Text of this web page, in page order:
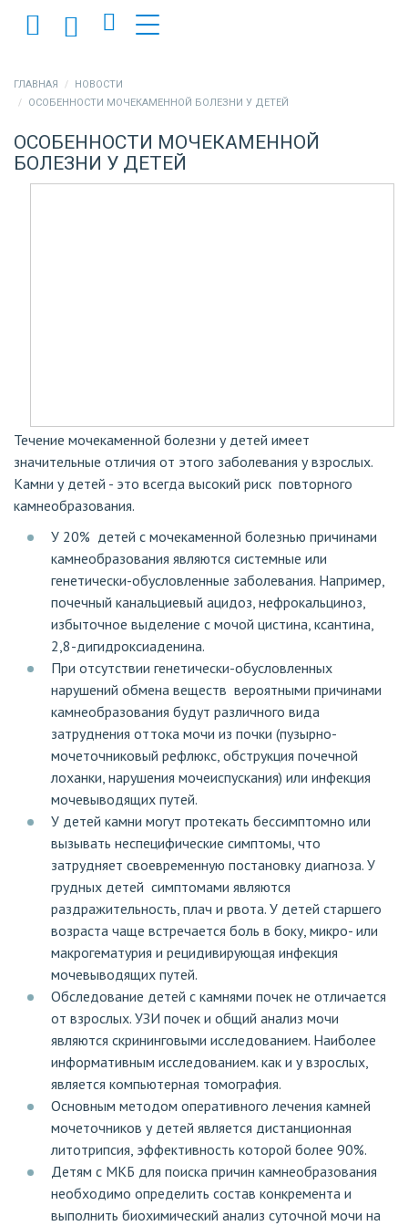
ГЛАВНАЯ
НОВОСТИ
ОСОБЕННОСТИ МОЧЕКАМЕННОЙ БОЛЕЗНИ У ДЕТЕЙ
ОСОБЕННОСТИ МОЧЕКАМЕННОЙ
БОЛЕЗНИ У ДЕТЕЙ
Течение мочекаменной болезни у детей имеет
значительные отличия от этого заболевания у взрослых.
Камни у детей - это всегда высокий риск повторного
камнеобразования.
У 20% детей с мочекаменной болезнью причинами
камнеобразования являются системные или
генетически-обусловленные заболевания. Например,
почечный канальциевый ацидоз, нефрокальциноз,
избыточное выделение с мочой цистина, ксантина,
2,8-дигидроксиаденина.
При отсутствии генетически-обусловленных
нарушений обмена веществ вероятными причинами
камнеобразования будут различного вида
затруднения оттока мочи из почки (пузырно-
мочеточниковый рефлюкс, обструкция почечной
лоханки, нарушения мочеиспускания) или инфекция
мочевыводящих путей.
У детей камни могут протекать бессимптомно или
вызывать неспецифические симптомы, что
затрудняет своевременную постановку диагноза. У
грудных детей симптомами являются
раздражительность, плач и рвота. У детей старшего
возраста чаще встречается боль в боку, микро- или
макрогематурия и рецидивирующая инфекция
мочевыводящих путей.
Обследование детей с камнями почек не отличается
от взрослых. УЗИ почек и общий анализ мочи
являются скрининговыми исследованием. Наиболее
информативным исследованием. как и у взрослых,
является компьютерная томография.
Основным методом оперативного лечения камней
мочеточников у детей является дистанционная
литотрипсия, эффективность которой более 90%.
Детям с МКБ для поиска причин камнеобразования
необходимо определить состав конкремента и
выполнить биохимический анализ суточной мочи на